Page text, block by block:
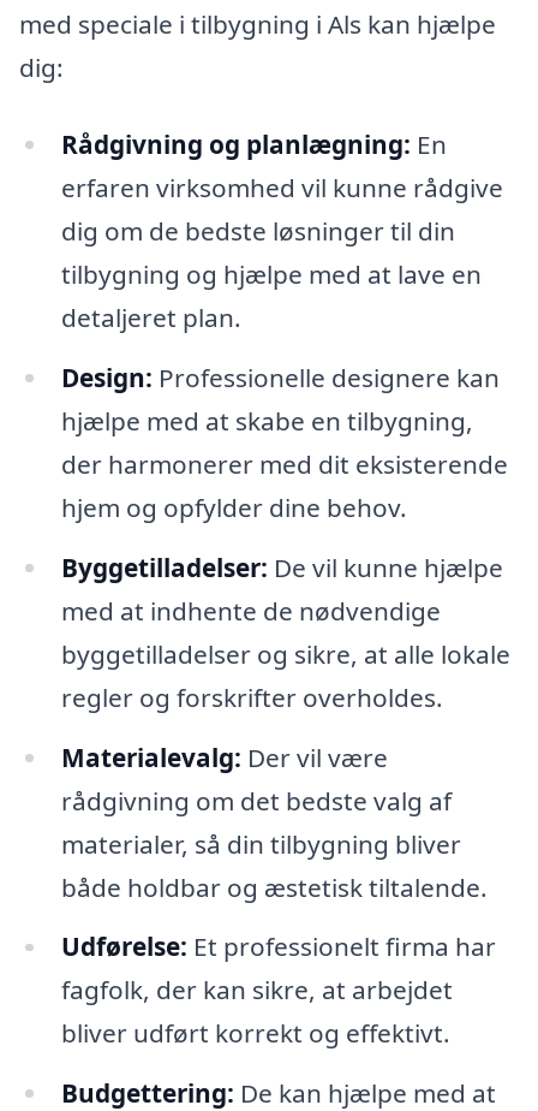
med speciale i tilbygning i Als kan hjælpe
dig:
Rådgivning og planlægning: En
erfaren virksomhed vil kunne rådgive
dig om de bedste løsninger til din
tilbygning og hjælpe med at lave en
detaljeret plan.
Design: Professionelle designere kan
hjælpe med at skabe en tilbygning,
der harmonerer med dit eksisterende
hjem og opfylder dine behov.
Byggetilladelser: De vil kunne hjælpe
med at indhente de nødvendige
byggetilladelser og sikre, at alle lokale
regler og forskrifter overholdes.
Materialevalg: Der vil være
rådgivning om det bedste valg af
materialer, så din tilbygning bliver
både holdbar og æstetisk tiltalende.
Udførelse: Et professionelt firma har
fagfolk, der kan sikre, at arbejdet
bliver udført korrekt og effektivt.
Budgettering: De kan hjælpe med at